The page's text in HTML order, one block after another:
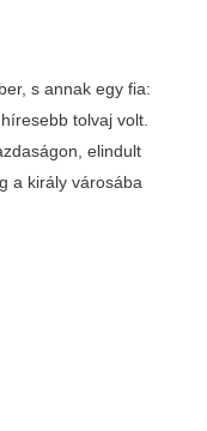
s annak egy fia:
tolvaj volt.
elindult
a király városába